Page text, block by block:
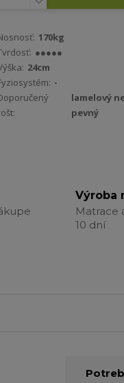
170kg
●●●●●
24cm
-
lamelový
pevný
Výroba
Matrace
10 dní